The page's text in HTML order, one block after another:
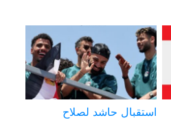
استقبال حاشد لصلاح